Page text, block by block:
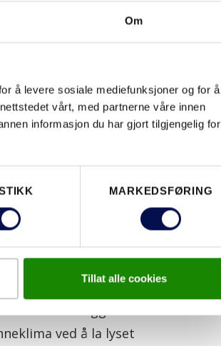
Om
å levere sosiale mediefunksjoner og for å
vårt, med partnerne våre innen
informasjon du har gjort tilgjengelig for
MARKEDSFØRING
Tillat alle cookies
og glasspartier, slik at
I tillegg bidrar
ved å la lyset